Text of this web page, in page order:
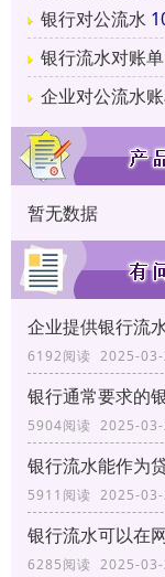
银行对公流水
银行流水对账单
企业对公流水
暂无数据
6192阅读 2025-
银行通常要求的
5904阅读 2025-
银行流水能作为
5911阅读 2025-
银行流水可以在
6285阅读 2025-